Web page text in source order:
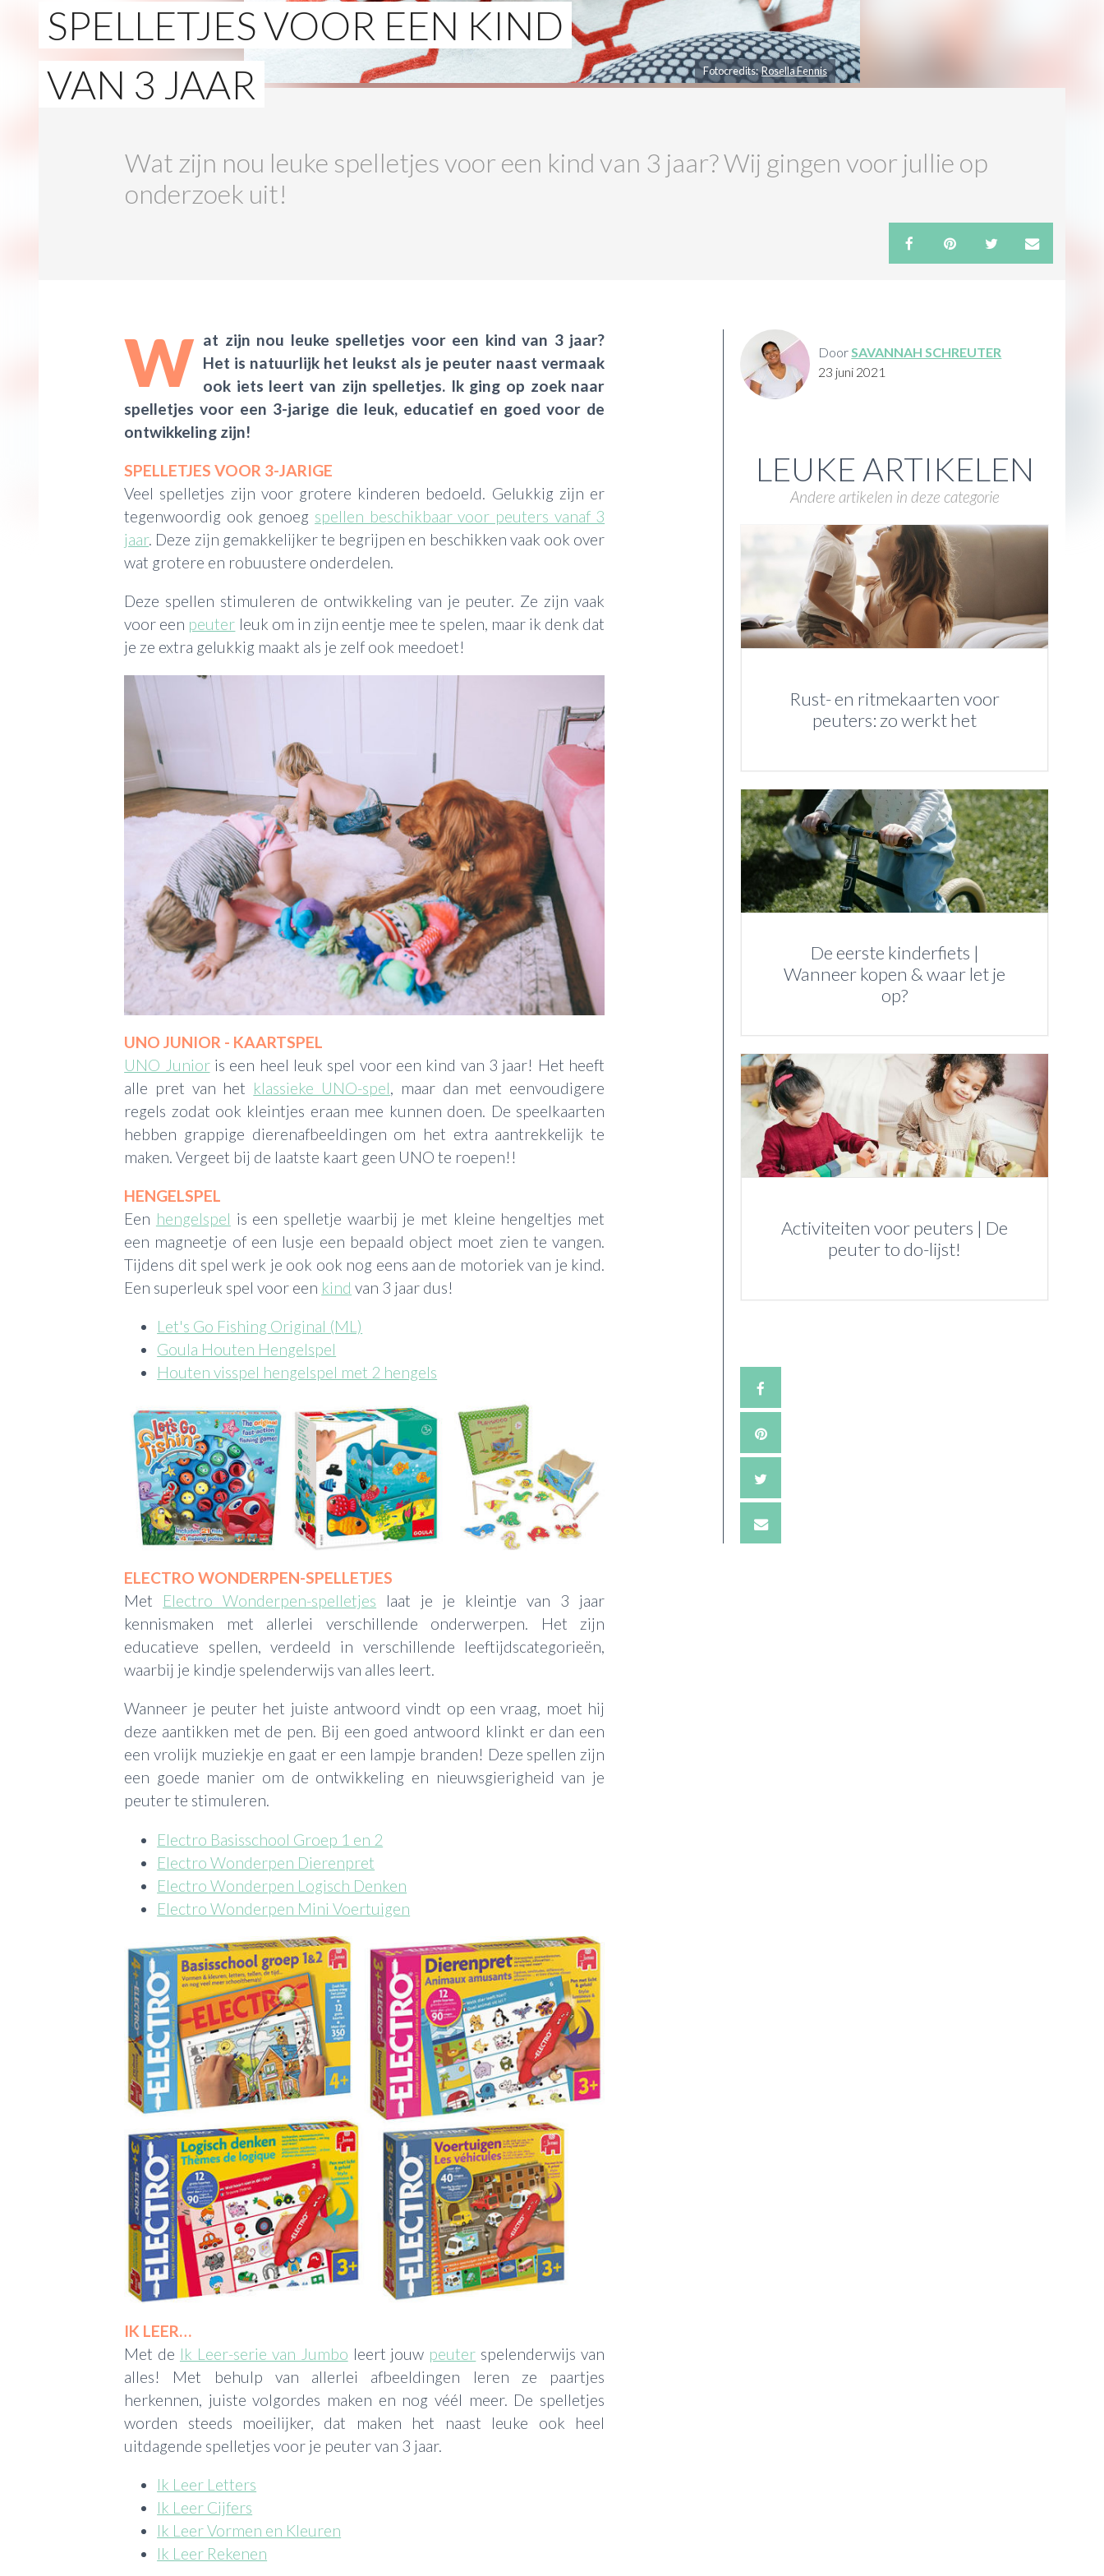
Fotocredits:Rosella Fennis
SPELLETJES VOOR EEN KIND
VAN 3 JAAR
Wat zijn nou leuke spelletjes voor een kind van 3 jaar? Wij gingen voor jullie op
onderzoek uit!
W at zijn nou leuke spelletjes voor een kind van 3 jaar?
Het is natuurlijk het leukst als je peuter naast vermaak
ook iets leert van zijn spelletjes. Ik ging op zoek naar
spelletjes voor een 3-jarige die leuk, educatief en goed voor de
ontwikkeling zijn!
SPELLETJES VOOR 3-JARIGE
Veel spelletjes zijn voor grotere kinderen bedoeld. Gelukkig zijn er
tegenwoordig ook genoeg spellen beschikbaar voor peuters vanaf 3
jaar. Deze zijn gemakkelijker te begrijpen en beschikken vaak ook over
wat grotere en robuustere onderdelen.
Deze spellen stimuleren de ontwikkeling van je peuter. Ze zijn vaak
voor een peuter leuk om in zijn eentje mee te spelen, maar ik denk dat
je ze extra gelukkig maakt als je zelf ook meedoet!
UNO JUNIOR - KAARTSPEL
UNO Junioris een heel leuk spel voor een kind van 3 jaar! Het heeft
alle pret van het klassieke UNO-spel, maar dan met eenvoudigere
regels zodat ook kleintjes eraan mee kunnen doen. De speelkaarten
hebben grappige dierenafbeeldingen om het extra aantrekkelijk te
maken. Vergeet bij de laatste kaart geen UNO te roepen!!
HENGELSPEL
Een hengelspel is een spelletje waarbij je met kleine hengeltjes met
een magneetje of een lusje een bepaald object moet zien te vangen.
Tijdens dit spel werk je ook ook nog eens aan de motoriek van je kind.
Een superleuk spel voor een kind van 3 jaar dus!
Let's Go Fishing Original (ML)
Goula Houten Hengelspel
Houten visspel hengelspel met 2 hengels
ELECTRO WONDERPEN-SPELLETJES
Met Electro Wonderpen-spelletjes laat je je kleintje van 3 jaar
kennismaken met allerlei verschillende onderwerpen. Het zijn
educatieve spellen, verdeeld in verschillende leeftijdscategorieën,
waarbij je kindje spelenderwijs van alles leert.
Wanneer je peuter het juiste antwoord vindt op een vraag, moet hij
deze aantikken met de pen. Bij een goed antwoord klinkt er dan een
een vrolijk muziekje en gaat er een lampje branden! Deze spellen zijn
een goede manier om de ontwikkeling en nieuwsgierigheid van je
peuter te stimuleren.
Electro Basisschool Groep 1 en 2
Electro Wonderpen Dierenpret
Electro Wonderpen Logisch Denken
Electro Wonderpen Mini Voertuigen
IK LEER…
Met de Ik Leer-serie van Jumbo leert jouw peuter spelenderwijs van
alles! Met behulp van allerlei afbeeldingen leren ze paartjes
herkennen, juiste volgordes maken en nog véél meer. De spelletjes
worden steeds moeilijker, dat maken het naast leuke ook heel
uitdagende spelletjes voor je peuter van 3 jaar.
Ik Leer Letters
Ik Leer Cijfers
Ik Leer Vormen en Kleuren
Ik Leer Rekenen
Door SAVANNAH SCHREUTER
23 juni 2021
LEUKE ARTIKELEN
Andere artikelen in deze categorie
Rust- en ritmekaarten voor
peuters: zo werkt het
De eerste kinderfiets |
Wanneer kopen & waar let je
op?
Activiteiten voor peuters | De
peuter to do-lijst!